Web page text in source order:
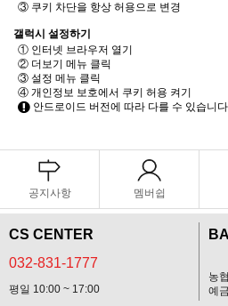
③ 쿠키 차단을 항상 허용으로 변경
갤럭시 설정하기
① 인터넷 브라우저 열기
② 더보기 메뉴 클릭
③ 설정 메뉴 클릭
④ 개인정보 보호에서 쿠키 허용 켜기
안드로이드 버전에 따라 다를 수 있습니
공지사항 멤버쉽
CS CENTER
032-831-1777
평일 10:00 ~ 17:00
농
예